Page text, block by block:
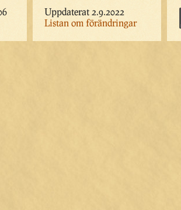
Uppdaterat 2.9.2022
Listan om förändringar